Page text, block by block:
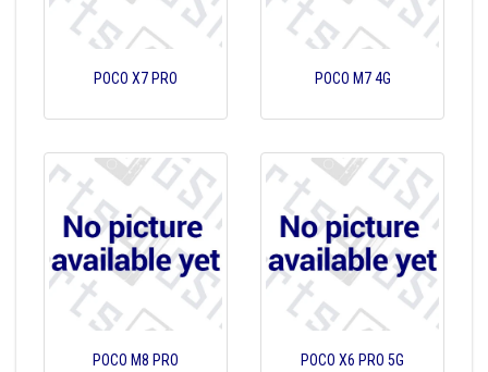
POCO X7 PRO POCO M7 4G
POCO M8 PRO POCO X6 PRO 5G